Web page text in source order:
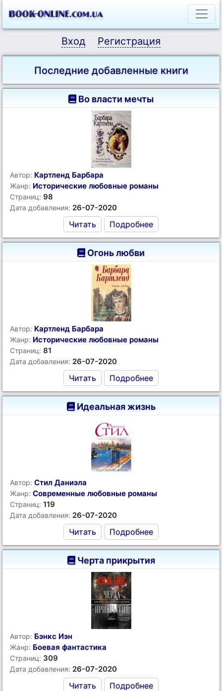
Вход Регистрация
Последние добавленные книги
Во власти мечты
Автор: Картленд Барбара
Жанр: Исторические любовные романы
Страниц: 98
Дата добавления: 26-07-2020
Читать Подробнее
Огонь любви
Автор: Картленд Барбара
Жанр: Исторические любовные романы
Страниц: 81
Дата добавления: 26-07-2020
Читать Подробнее
Идеальная жизнь
Автор: Стил Даниэла
Жанр: Современные любовные романы
Страниц: 119
Дата добавления: 26-07-2020
Читать Подробнее
Черта прикрытия
Автор: Бэнкс Иэн
Жанр: Боевая фантастика
Страниц: 309
Дата добавления: 26-07-2020
Читать Подробнее